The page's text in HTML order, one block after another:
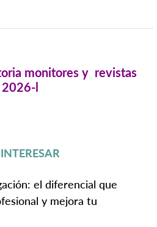
monitores y revistas
2026-l
el diferencial que
y mejora tu